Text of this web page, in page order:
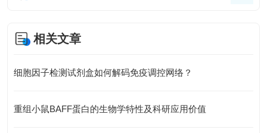
相关文章
细胞因子检测试剂盒如何解码免疫调控网络？
重组小鼠BAFF蛋白的生物学特性及科研应用价值